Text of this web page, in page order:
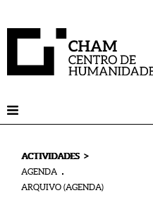
ACTIVIDADES >
AGENDA
ARQUIVO (AGENDA)